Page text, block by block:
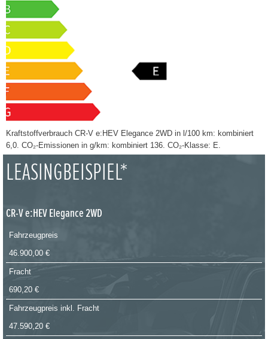
Kraftstoffverbrauch CR-V e:HEV Elegance 2WD in l/100 km: kombiniert
6,0. CO₂-Emissionen in g/km: kombiniert 136. CO₂-Klasse: E.
LEASINGBEISPIEL*
CR-V e:HEV Elegance 2WD
Fahrzeugpreis
46.900,00 €
Fracht
690,20 €
Fahrzeugpreis inkl. Fracht
47.590,20 €